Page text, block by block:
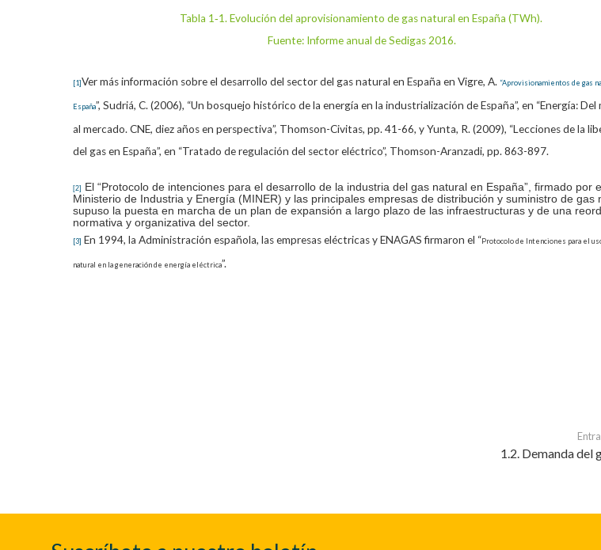
Tabla 1‑1. Evolución del aprovisionamiento de gas natural en España (TWh).
Fuente: Informe anual de Sedigas 2016.
[1]Ver más información sobre el desarrollo del sector del gas natural en España en Vigre, A. “Aprovisionamientos de gas
España”, Sudriá, C. (2006), “Un bosquejo histórico de la energía en la industrialización de España”, en “Energía:
al mercado. CNE, diez años en perspectiva”, Thomson-Civitas, pp. 41-66, y Yunta, R. (2009), “Lecciones de la
del gas en España”, en “Tratado de regulación del sector eléctrico”, Thomson-Aranzadi, pp. 863-897.
[2]
El “Protocolo de intenciones para el desarrollo de la industria del gas natural en España”, firmado por
Ministerio de Industria y Energía (MINER) y las principales empresas de distribución y suministro de gas
supuso la puesta en marcha de un plan de expansión a largo plazo de las infraestructuras y de una
normativa y organizativa del sector.
[3] En 1994, la Administración española, las empresas eléctricas y ENAGAS firmaron el “Protocolo de Intenciones para el
natural en la generación de energía eléctrica”.
1.2. Demanda del